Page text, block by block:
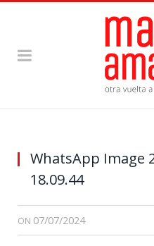
WhatsApp Image
18.09.44
ON 07/07/2024